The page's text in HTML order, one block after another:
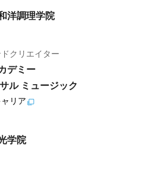
洋調理学院
クリエイター
デミー
ル ミュージック
リア
学院